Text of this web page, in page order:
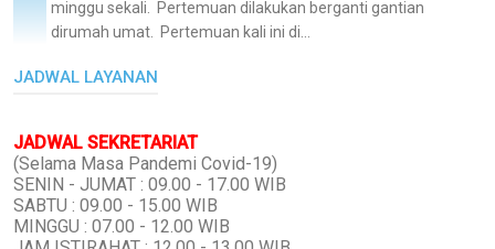
minggu sekali. Pertemuan dilakukan berganti gantian
dirumah umat. Pertemuan kali ini di...
JADWAL LAYANAN
JADWAL SEKRETARIAT
(Selama Masa Pandemi Covid-19)
SENIN - JUMAT : 09.00 - 17.00 WIB
SABTU : 09.00 - 15.00 WIB
MINGGU : 07.00 - 12.00 WIB